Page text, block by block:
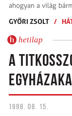
ahogyan a világ
GYŐRI ZSOLT /
hetilap
A
1998. 08. 15.